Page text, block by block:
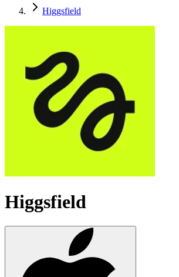
Higgsfield
Higgsfield